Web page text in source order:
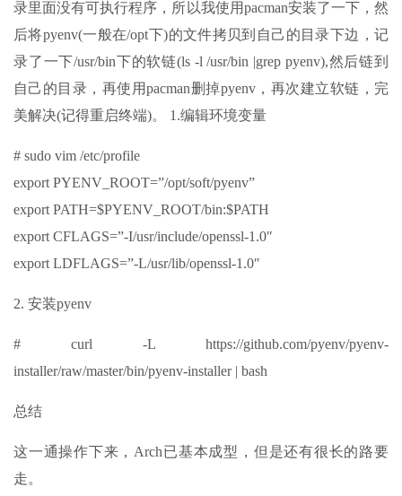
录里面没有可执行程序，所以我使用pacman安装了一下，然
后将pyenv(一般在/opt下)的文件拷贝到自己的目录下边，记
录了一下/usr/bin下的软链(ls -l /usr/bin |grep pyenv),然后链到
自己的目录，再使用pacman删掉pyenv，再次建立软链，完
美解决(记得重启终端)。 1.编辑环境变量
# sudo vim /etc/profile
export PYENV_ROOT=”/opt/soft/pyenv”
export PATH=$PYENV_ROOT/bin:$PATH
export CFLAGS=”-I/usr/include/openssl-1.0″
export LDFLAGS=”-L/usr/lib/openssl-1.0″
2. 安装pyenv
# curl -L https://github.com/pyenv/pyenv-
installer/raw/master/bin/pyenv-installer | bash
总结
这一通操作下来，Arch已基本成型，但是还有很长的路要
走。